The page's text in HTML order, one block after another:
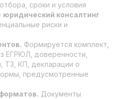
сроки и условия
юридический консалтинг
риски и
Формируется комплект,
ЕГРЮЛ, доверенности,
ТЗ, КП, декларации о
предусмотренные
Документы